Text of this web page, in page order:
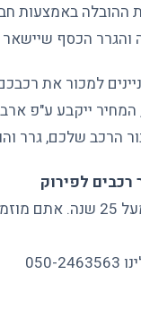
ההובלה באמצעות
למכור את
ייקבע ע"פ
הרכב שלכם, גרר
רכבים לפירוק
מהירה.